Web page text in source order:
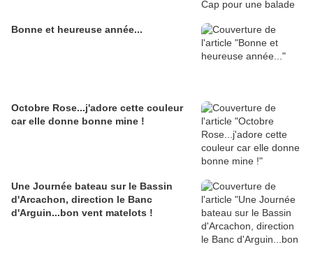
Bonne et heureuse année...
Octobre Rose...j'adore cette couleur
car elle donne bonne mine !
Une Journée bateau sur le Bassin
d'Arcachon, direction le Banc
d'Arguin...bon vent matelots !